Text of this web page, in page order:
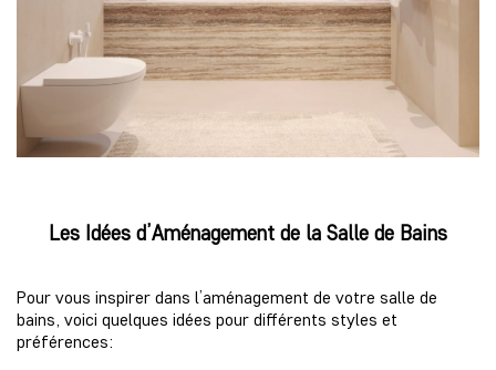
Les Idées d’Aménagement de la Salle de Bains
Pour vous inspirer dans l’aménagement de votre salle de
bains, voici quelques idées pour différents styles et
préférences: